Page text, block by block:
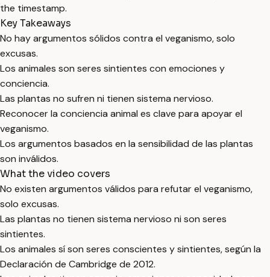
the timestamp.
Key Takeaways
No hay argumentos sólidos contra el veganismo, solo
excusas.
Los animales son seres sintientes con emociones y
conciencia.
Las plantas no sufren ni tienen sistema nervioso.
Reconocer la conciencia animal es clave para apoyar el
veganismo.
Los argumentos basados en la sensibilidad de las plantas
son inválidos.
What the video covers
No existen argumentos válidos para refutar el veganismo,
solo excusas.
Las plantas no tienen sistema nervioso ni son seres
sintientes.
Los animales sí son seres conscientes y sintientes, según la
Declaración de Cambridge de 2012.